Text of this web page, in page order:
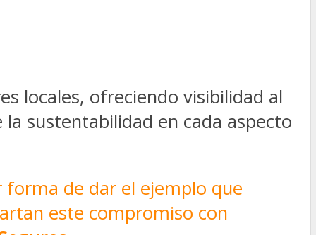
locales, ofreciendo visibilidad al
sustentabilidad en cada aspecto
de dar el ejemplo que
este compromiso con